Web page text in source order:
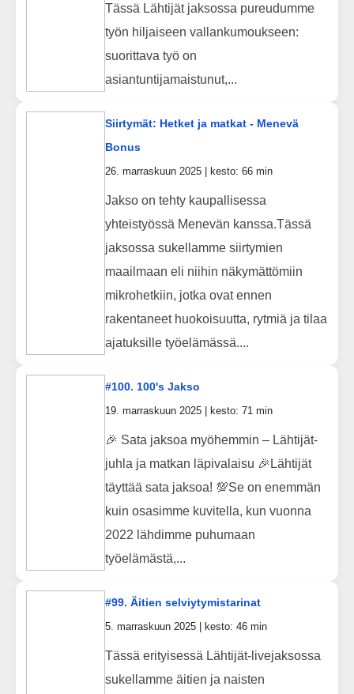
Tässä Lähtijät jaksossa pureudumme
työn hiljaiseen vallankumoukseen:
suorittava työ on
asiantuntijamaistunut,...
Siirtymät: Hetket ja matkat - Menevä
Bonus
26. marraskuun 2025 | kesto: 66 min
Jakso on tehty kaupallisessa
yhteistyössä Menevän kanssa.Tässä
jaksossa sukellamme siirtymien
maailmaan eli niihin näkymättömiin
mikrohetkiin, jotka ovat ennen
rakentaneet huokoisuutta, rytmiä ja tilaa
ajatuksille työelämässä....
#100. 100's Jakso
19. marraskuun 2025 | kesto: 71 min
🎉 Sata jaksoa myöhemmin – Lähtijät-
juhla ja matkan läpivalaisu 🎉Lähtijät
täyttää sata jaksoa! 💯Se on enemmän
kuin osasimme kuvitella, kun vuonna
2022 lähdimme puhumaan
työelämästä,...
#99. Äitien selviytymistarinat
5. marraskuun 2025 | kesto: 46 min
Tässä erityisessä Lähtijät-livejaksossa
sukellamme äitien ja naisten